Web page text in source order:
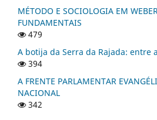
MÉTODO E SOCIOLOGIA EM
FUNDAMENTAIS
479
A botija da Serra da Rajada: entre
394
A FRENTE PARLAMENTAR
NACIONAL
342